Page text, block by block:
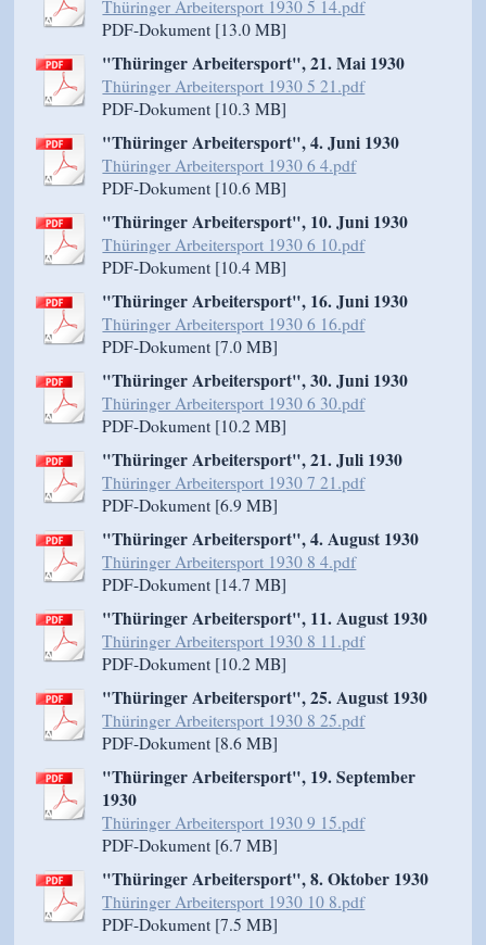
Thüringer Arbeitersport 1930 5 14.pdf
PDF-Dokument [13.0 MB]
"Thüringer Arbeitersport", 21. Mai 1930
Thüringer Arbeitersport 1930 5 21.pdf
PDF-Dokument [10.3 MB]
"Thüringer Arbeitersport", 4. Juni 1930
Thüringer Arbeitersport 1930 6 4.pdf
PDF-Dokument [10.6 MB]
"Thüringer Arbeitersport", 10. Juni 1930
Thüringer Arbeitersport 1930 6 10.pdf
PDF-Dokument [10.4 MB]
"Thüringer Arbeitersport", 16. Juni 1930
Thüringer Arbeitersport 1930 6 16.pdf
PDF-Dokument [7.0 MB]
"Thüringer Arbeitersport", 30. Juni 1930
Thüringer Arbeitersport 1930 6 30.pdf
PDF-Dokument [10.2 MB]
"Thüringer Arbeitersport", 21. Juli 1930
Thüringer Arbeitersport 1930 7 21.pdf
PDF-Dokument [6.9 MB]
"Thüringer Arbeitersport", 4. August 1930
Thüringer Arbeitersport 1930 8 4.pdf
PDF-Dokument [14.7 MB]
"Thüringer Arbeitersport", 11. August 1930
Thüringer Arbeitersport 1930 8 11.pdf
PDF-Dokument [10.2 MB]
"Thüringer Arbeitersport", 25. August 1930
Thüringer Arbeitersport 1930 8 25.pdf
PDF-Dokument [8.6 MB]
"Thüringer Arbeitersport", 19. September
1930
Thüringer Arbeitersport 1930 9 15.pdf
PDF-Dokument [6.7 MB]
"Thüringer Arbeitersport", 8. Oktober 1930
Thüringer Arbeitersport 1930 10 8.pdf
PDF-Dokument [7.5 MB]